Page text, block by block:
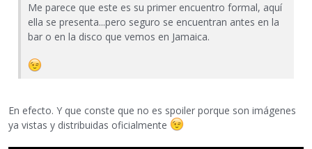
Me parece que este es su primer encuentro formal, aquí
ella se presenta...pero seguro se encuentran antes en la
bar o en la disco que vemos en Jamaica.
En efecto. Y que conste que no es spoiler porque son imágenes
ya vistas y distribuidas oficialmente